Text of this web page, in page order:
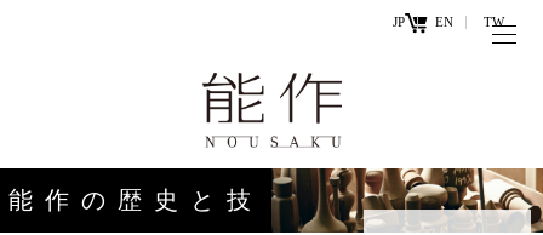
JP EN TW
ー
ワ
能作の歴史
と技
商品情報
能作の歴史と技